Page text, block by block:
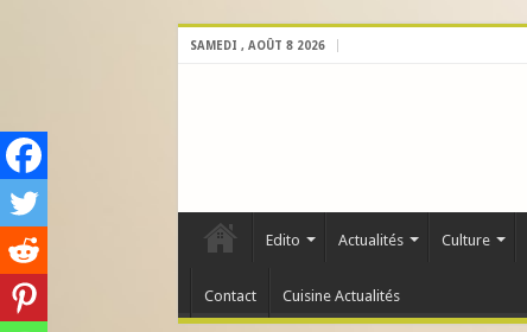
SAMEDI , AOÛT 8 2026
Edito Actualités Culture
Contact Cuisine Actualités